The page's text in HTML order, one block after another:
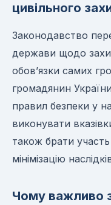
цивільного
Законодавство
держави щодо
обов’язки самих
громадянин
правил безпеки у
виконувати
також брати
мінімізацію
Чому важливо